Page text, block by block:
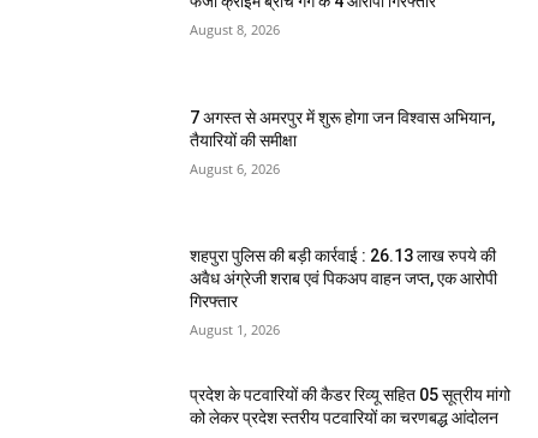
August 8, 2026
7 अगस्त से अमरपुर में शुरू होगा जन विश्वास अभियान,
तैयारियों की समीक्षा
August 6, 2026
शहपुरा पुलिस की बड़ी कार्रवाई : 26.13 लाख रुपये की
अवैध अंग्रेजी शराब एवं पिकअप वाहन जप्त, एक आरोपी
गिरफ्तार
August 1, 2026
प्रदेश के पटवारियों की कैडर रिव्यू सहित 05 सूत्रीय मांगो
को लेकर प्रदेश स्तरीय पटवारियों का चरणबद्ध आंदोलन